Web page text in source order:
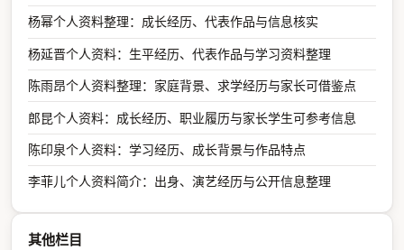
杨幂个人资料整理：成长经历、代表作品与信息核实
杨延晋个人资料：生平经历、代表作品与学习资料整理
陈雨昂个人资料整理：家庭背景、求学经历与家长可借鉴点
郎昆个人资料：成长经历、职业履历与家长学生可参考信息
陈印泉个人资料：学习经历、成长背景与作品特点
李菲儿个人资料简介：出身、演艺经历与公开信息整理
其他栏目